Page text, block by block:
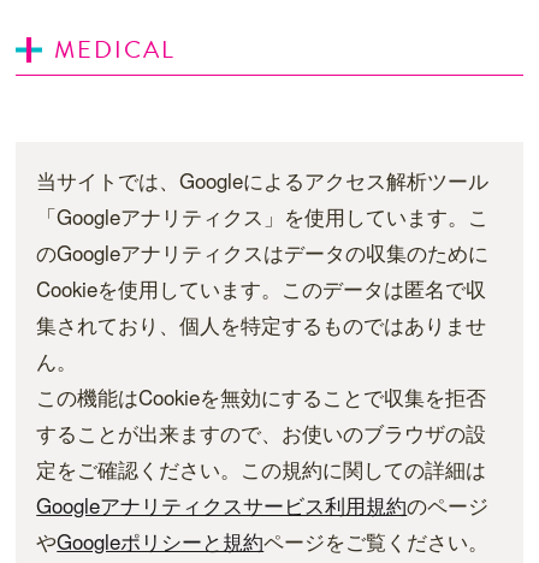
MEDICAL
当サイトでは、Googleによるアクセス解析ツール
「Googleアナリティクス」を使用しています。こ
のGoogleアナリティクスはデータの収集のために
Cookieを使用しています。このデータは匿名で収
集されており、個人を特定するものではありませ
ん。
この機能はCookieを無効にすることで収集を拒否
することが出来ますので、お使いのブラウザの設
定をご確認ください。この規約に関しての詳細は
Googleアナリティクスサービス利用規約のページ
やGoogleポリシーと規約ページをご覧ください。